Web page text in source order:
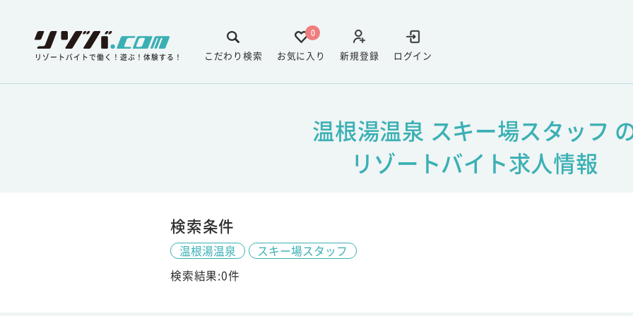
リゾートバイトで働く！遊ぶ！体験する！ ログイン
新規登録
0
お気に入り
こだわり検索
温根湯温泉 スキー場スタッフ
リゾートバイト求人情報
検索条件
温根湯温泉
スキー場スタッフ
検索結果:0件